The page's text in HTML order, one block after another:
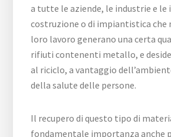
a tutte le aziende, le industrie e le
costruzione o di impiantistica che
loro lavoro generano una certa
rifiuti contenenti metallo, e
al riciclo, a vantaggio
della salute delle persone.
Il recupero di questo tipo di
fondamentale importanza anche